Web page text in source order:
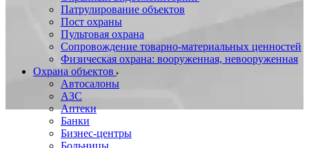
Патрулирование объектов
Пост охраны
Пультовая охрана
Сопровождение товарно-материальных ценностей
Физическая охрана: вооруженная, невооруженная
Охрана объектов
Автосалоны
АЗС
Аптеки
Банки
Бизнес-центры
Больницы